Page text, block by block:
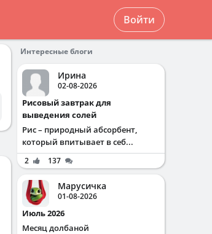
Войти
Интересные блоги
Ирина
02-08-2026
Рисовый завтрак для
выведения солей
Рис – природный абсорбент,
который впитывает в себ...
2 137
Марусичка
01-08-2026
Июль 2026
Месяц долбаной